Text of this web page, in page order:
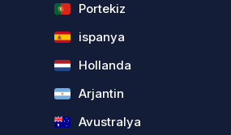
Portekiz
ispanya
Hollanda
Arjantin
Avustralya